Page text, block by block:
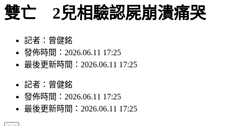
雙亡 2兒相驗認屍崩潰痛哭
記者：曾健銘
發佈時間：2026.06.11 17:25
最後更新時間：2026.06.11 17:25
記者 ： 曾健銘
發佈時間： 2026.06.11 17:25
最後更新時間： 2026.06.11 17:25